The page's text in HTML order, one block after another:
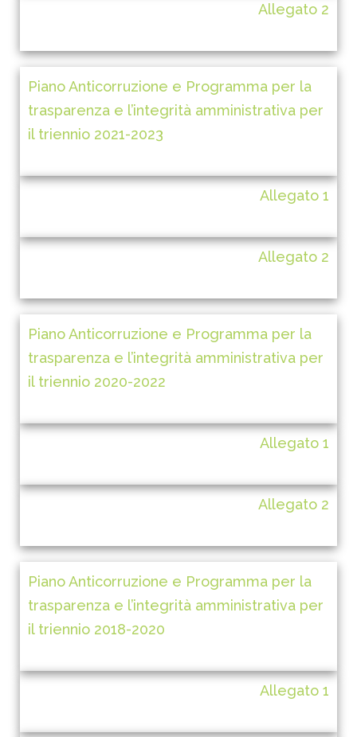
Allegato 2
Piano Anticorruzione e Programma per la
trasparenza e l’integrità amministrativa per
il triennio 2021-2023
Allegato 1
Allegato 2
Piano Anticorruzione e Programma per la
trasparenza e l’integrità amministrativa per
il triennio 2020-2022
Allegato 1
Allegato 2
Piano Anticorruzione e Programma per la
trasparenza e l’integrità amministrativa per
il triennio 2018-2020
Allegato 1